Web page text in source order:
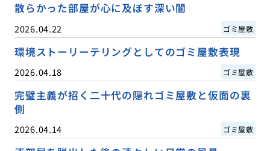
散らかった部屋が心に及ぼす深い闇
2026.04.22 ゴミ屋敷
環境ストーリーテリングとしてのゴミ屋敷表現
2026.04.18 ゴミ屋敷
完璧主義が招く二十代の隠れゴミ屋敷と仮面の裏
側
2026.04.14 ゴミ屋敷